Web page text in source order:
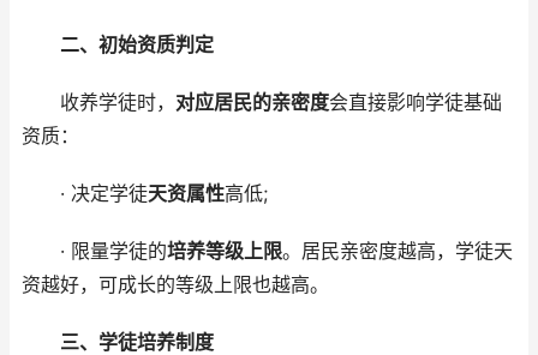
二、初始资质判定
收养学徒时， 对应居民的亲密度会直接影响学徒基础
资质：
· 决定学徒天资属性高低;
· 限量学徒的培养等级上限。居民亲密度越高，学徒天
资越好，可成长的等级上限也越高。
三、学徒培养制度